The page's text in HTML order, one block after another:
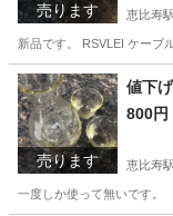
売ります 恵比寿駅
新品です。 RSVLEI ケーブ
東京 渋谷区 恵比
売ります
値下
800円
恵比寿駅
一度しか使って無いです。